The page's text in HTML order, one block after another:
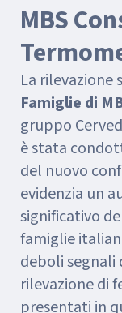
MBS
La rilevazione
Famiglie di
gruppo
è stata
del nuovo
evidenzia un
significativo
famiglie
deboli segnali
rilevazione di
presentati in